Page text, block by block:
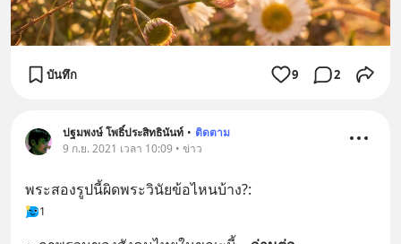
บันทึก 9 2
ปฐมพงษ์ โพธิ์ประสิทธินันท์ • ติดตาม
9 ก.ย. 2021 เวลา 10:09 • ข่าว
พระสองรูปนี้ผิดพระวินัยข้อไหนบ้าง?:
1